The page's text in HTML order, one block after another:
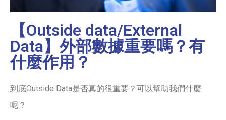
【Outside data/External
Data】外部數據重要嗎？有
什麼作用？
到底Outside Data是否真的很重要？可以幫助我們什麼
呢？